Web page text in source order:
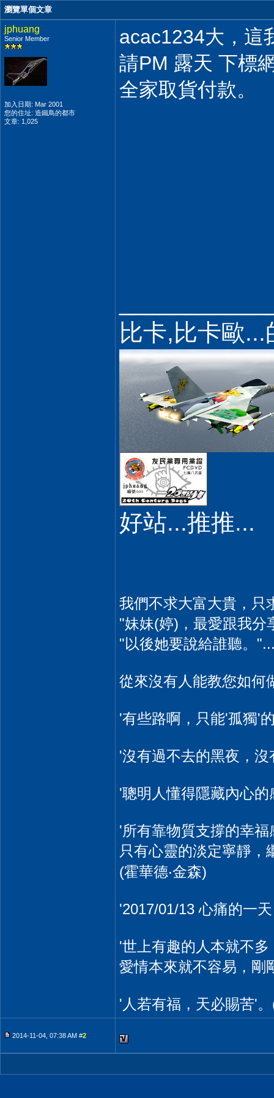
瀏覽單個文章
jphuang
Senior Member
加入日期: Mar 2001
您的住址: 造鐵鳥的都市
文章: 1,025
acac1234大，這
請PM 露天 下標
全家取貨付款。
比卡,比卡歐
好站...推推...
我們不求大富大貴，只
"妹妹(婷)，最愛跟我分
"以後她要說給誰聽。
從來沒有人能教您如何
'有些路啊，只能'孤獨'
'沒有過不去的黑夜，
'聰明人懂得隱藏內心
'所有靠物質支撐的幸
只有心靈的淡定寧靜，
(霍華德‧金森)
'2017/01/13 心痛的一
'世上有趣的人本就不
愛情本來就不容易，剛
'人若有福，天必賜苦'
2014-11-04, 07:38 AM #2